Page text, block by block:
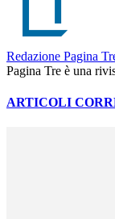
Redazione Pagina
Pagina Tre è una
ARTICOLI